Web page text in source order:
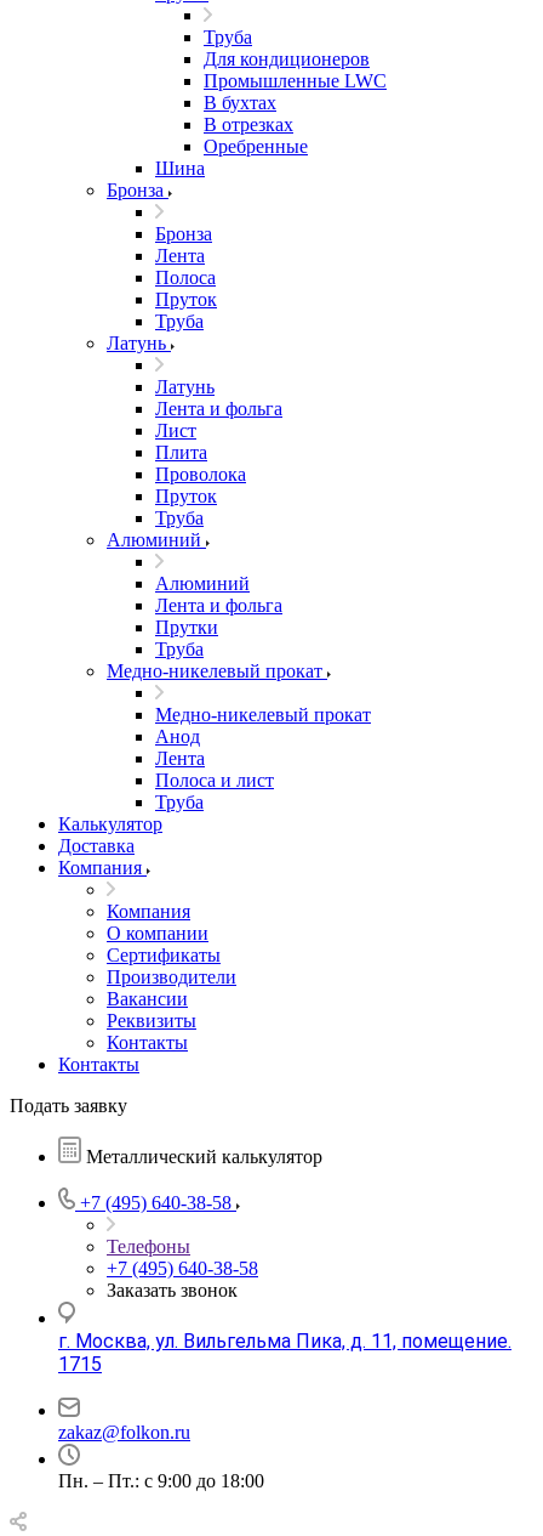
Труба
Для кондиционеров
Промышленные LWC
В бухтах
В отрезках
Оребренные
Шина
Бронза
Бронза
Лента
Полоса
Пруток
Труба
Латунь
Латунь
Лента и фольга
Лист
Плита
Проволока
Пруток
Труба
Алюминий
Алюминий
Лента и фольга
Прутки
Труба
Медно-никелевый прокат
Медно-никелевый прокат
Анод
Лента
Полоса и лист
Труба
Калькулятор
Доставка
Компания
Компания
О компании
Сертификаты
Производители
Вакансии
Реквизиты
Контакты
Контакты
Подать заявку
Металлический калькулятор
+7 (495) 640-38-58
Телефоны
+7 (495) 640-38-58
Заказать звонок
г. Москва, ул. Вильгельма Пика, д. 11, помещение.
1715
zakaz@folkon.ru
Пн. – Пт.: с 9:00 до 18:00